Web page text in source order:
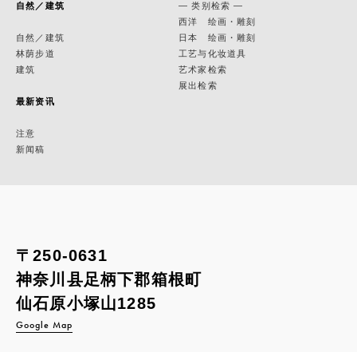
自然／建筑
自然／建筑
林荫步道
建筑
最新资讯
注意
新闻稿
— 类别检索 —
西洋 绘画・雕刻
日本 绘画・雕刻
工艺与化妆道具
艺术家检索
展出检索
〒250-0631
神奈川县足柄下郡箱根町
仙石原小塚山1285
Google Map